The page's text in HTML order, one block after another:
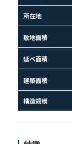
所在地
敷地面積
延べ面積
建築面積
構造規模